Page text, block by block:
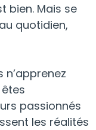
bien. Mais se
quotidien,
n’apprenez
passionnés
les réalités